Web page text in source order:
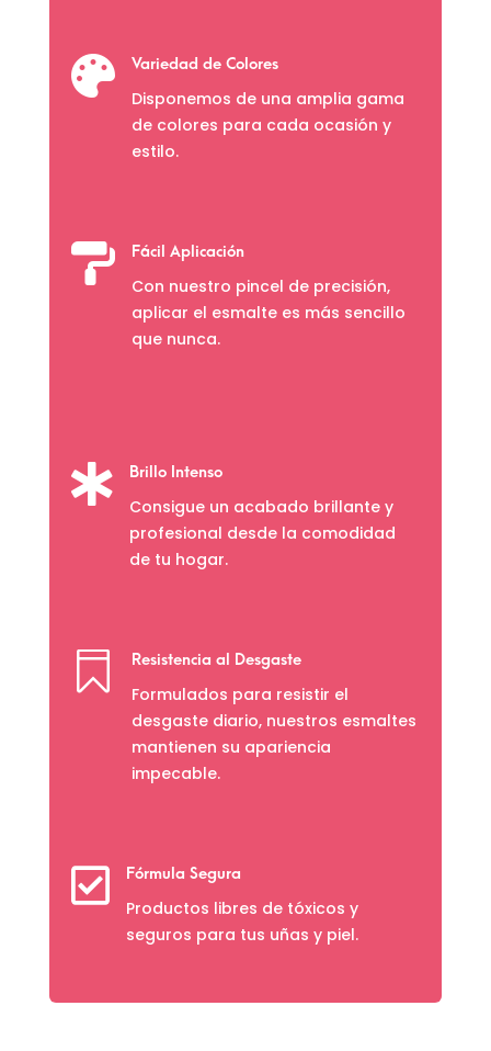
 Variedad de Colores
Disponemos de una amplia gama
de colores para cada ocasión y
estilo.
 Fácil Aplicación
Con nuestro pincel de precisión,
aplicar el esmalte es más sencillo
que nunca.
 Brillo Intenso
Consigue un acabado brillante y
profesional desde la comodidad
de tu hogar.
 Resistencia al Desgaste
Formulados para resistir el
desgaste diario, nuestros esmaltes
mantienen su apariencia
impecable.
 Fórmula Segura
Productos libres de tóxicos y
seguros para tus uñas y piel.